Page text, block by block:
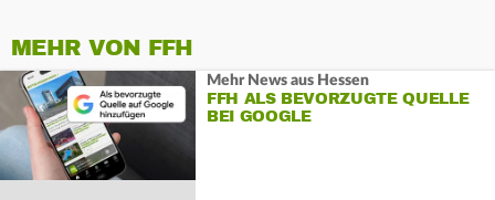
MEHR VON FFH
Mehr News aus Hessen
FFH ALS BEVORZUGTE QUELLE
BEI GOOGLE